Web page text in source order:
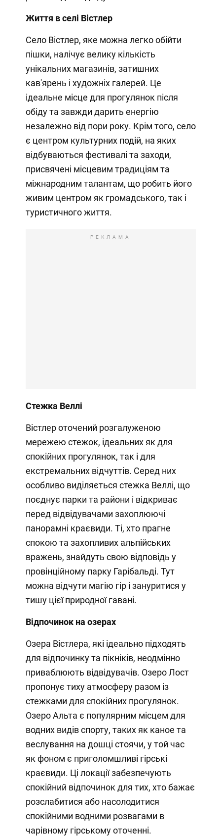
Життя в селі Вістлер
Село Вістлер, яке можна легко обійти
пішки, налічує велику кількість
унікальних магазинів, затишних
кав'ярень і художніх галерей. Це
ідеальне місце для прогулянок після
обіду та завжди дарить енергію
незалежно від пори року. Крім того, село
є центром культурних подій, на яких
відбуваються фестивалі та заходи,
присвячені місцевим традиціям та
міжнародним талантам, що робить його
живим центром як громадського, так і
туристичного життя.
РЕКЛАМА
Стежка Веллі
Вістлер оточений розгалуженою
мережею стежок, ідеальних як для
спокійних прогулянок, так і для
екстремальних відчуттів. Серед них
особливо виділяється стежка Веллі, що
поєднує парки та райони і відкриває
перед відвідувачами захоплюючі
панорамні краєвиди. Ті, хто прагне
спокою та захопливих альпійських
вражень, знайдуть свою відповідь у
провінційному парку Гарібальді. Тут
можна відчути магію гір і зануритися у
тишу цієї природної гавані.
Відпочинок на озерах
Озера Вістлера, які ідеально підходять
для відпочинку та пікніків, неодмінно
приваблюють відвідувачів. Озеро Лост
пропонує тиху атмосферу разом із
стежками для спокійних прогулянок.
Озеро Альта є популярним місцем для
водних видів спорту, таких як каное та
веслування на дошці стоячи, у той час
як фоном є приголомшливі гірські
краєвиди. Ці локації забезпечують
спокійний відпочинок для тих, хто бажає
розслабитися або насолодитися
спокійними водними розвагами в
чарівному гірському оточенні.